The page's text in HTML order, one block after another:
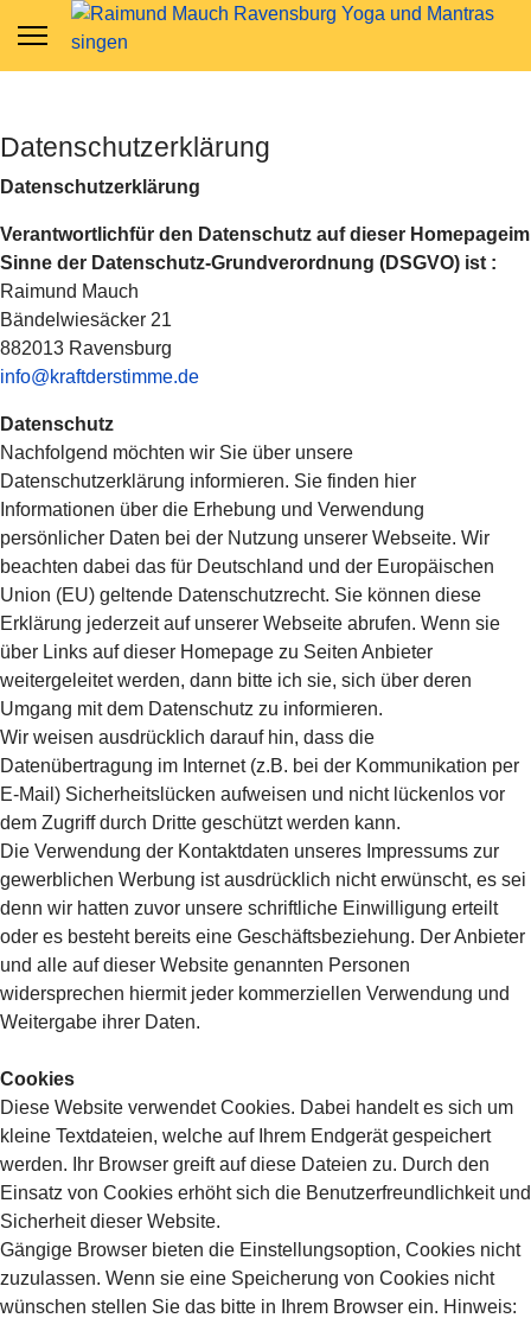
Datenschutzerklärung
Datenschutzerklärung
Verantwortlichfür den Datenschutz auf dieser Homepageim
Sinne der Datenschutz-Grundverordnung (DSGVO) ist :
Raimund Mauch
Bändelwiesäcker 21
882013 Ravensburg
info@kraftderstimme.de
Datenschutz
Nachfolgend möchten wir Sie über unsere
Datenschutzerklärung informieren. Sie finden hier
Informationen über die Erhebung und Verwendung
persönlicher Daten bei der Nutzung unserer Webseite. Wir
beachten dabei das für Deutschland und der Europäischen
Union (EU) geltende Datenschutzrecht. Sie können diese
Erklärung jederzeit auf unserer Webseite abrufen. Wenn sie
über Links auf dieser Homepage zu Seiten Anbieter
weitergeleitet werden, dann bitte ich sie, sich über deren
Umgang mit dem Datenschutz zu informieren.
Wir weisen ausdrücklich darauf hin, dass die
Datenübertragung im Internet (z.B. bei der Kommunikation per
E-Mail) Sicherheitslücken aufweisen und nicht lückenlos vor
dem Zugriff durch Dritte geschützt werden kann.
Die Verwendung der Kontaktdaten unseres Impressums zur
gewerblichen Werbung ist ausdrücklich nicht erwünscht, es sei
denn wir hatten zuvor unsere schriftliche Einwilligung erteilt
oder es besteht bereits eine Geschäftsbeziehung. Der Anbieter
und alle auf dieser Website genannten Personen
widersprechen hiermit jeder kommerziellen Verwendung und
Weitergabe ihrer Daten.
Cookies
Diese Website verwendet Cookies. Dabei handelt es sich um
kleine Textdateien, welche auf Ihrem Endgerät gespeichert
werden. Ihr Browser greift auf diese Dateien zu. Durch den
Einsatz von Cookies erhöht sich die Benutzerfreundlichkeit und
Sicherheit dieser Website.
Gängige Browser bieten die Einstellungsoption, Cookies nicht
zuzulassen. Wenn sie eine Speicherung von Cookies nicht
wünschen stellen Sie das bitte in Ihrem Browser ein. Hinweis: